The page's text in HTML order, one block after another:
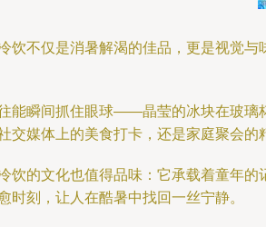
饮不仅是消暑解渴的佳品，更是视觉
能瞬间抓住眼球——晶莹的冰块在玻璃
交媒体上的美食打卡，还是家庭聚会
饮的文化也值得品味：它承载着童年
时刻，让人在酷暑中找回一丝宁静。